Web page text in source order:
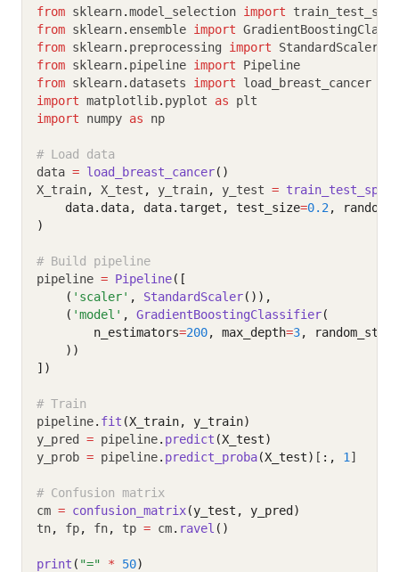
from sklearn.model_selection import
from sklearn. ensemble import
from sklearn. preprocessing import StandardScaler
from sklearn. pipeline import Pipeline
from sklearn. datasets import load_breast_cancer
import matplotlib. pyplot as plt
import numpy as np
# Load data
data = load_breast_cancer()
X_train, X_test , y_train, y_test = train_test_split
    data.data, data.target, test_size
=0.2 ,
)
# Build pipeline
pipeline = Pipeline([
    (
'scaler' , StandardScaler()),
    (
'model' , GradientBoostingClassifier(
        n_estimators
=200, max_depth=3, random_state
    ))
])
# Train
pipeline. fit (X_train, y_train)
y_pred = pipeline. predict (X_test)
y_prob = pipeline. predict_proba(X_test) [ :, 1 ]
# Confusion matrix
cm = confusion_matrix(y_test, y_pred)
tn, fp, fn, tp = cm. ravel ()
print ( "=" * 50)